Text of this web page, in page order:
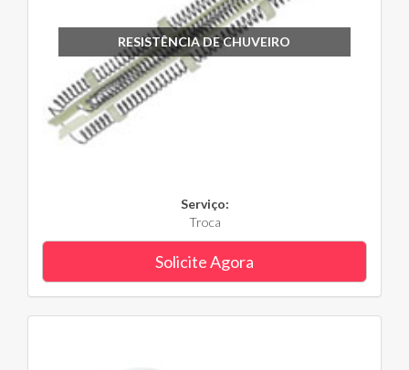
RESISTÊNCIA DE CHUVEIRO
Serviço:
Troca
Solicite Agora